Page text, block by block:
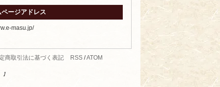
ージアドレス
masu.jp/
商取引法に基づく表記 RSS/ATOM
】